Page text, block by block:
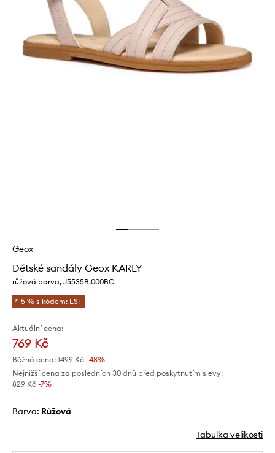
Geox
Dětské sandály Geox KARLY
růžová barva, J5535B.000BC
*-5 % s kódem: LST
Aktuální cena:
769 Kč
Běžná cena: 1499 Kč -48%
Nejnižší cena za posledních 30 dnů před poskytnutím slevy:
829 Kč -7%
Barva: růžová
Tabulka velikosti